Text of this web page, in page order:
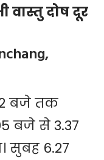
वास्तु दोष दूर
बजे तक
बजे से 3.37
सुबह 6.27